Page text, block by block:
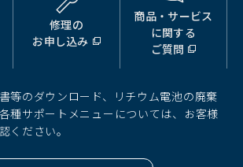
修理の
お申し込み
（別
ウ
ド
ウ
く）
商品・サービス
に関する
ご質問
（別
ウ
ィ
ド
等のダウンロード、リチウム電池の廃棄
種サポートメニューについては、お客様
ください。